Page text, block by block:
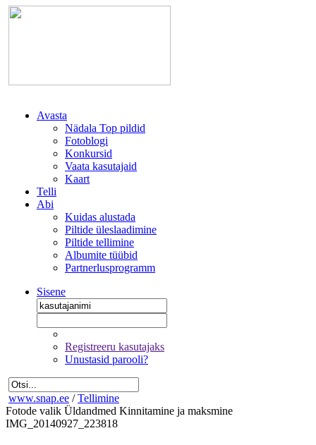
Avasta
Nädala Top pildid
Fotoblogi
Konkursid
Vaata kasutajaid
Kaart
Telli
Abi
Kuidas alustada
Piltide üleslaadimine
Piltide tellimine
Albumite tüübid
Partnerlusprogramm
Sisene
Registreeru kasutajaks
Unustasid parooli?
www.snap.ee / Tellimine
Fotode valik Üldandmed Kinnitamine ja maksmine
IMG_20140927_223818